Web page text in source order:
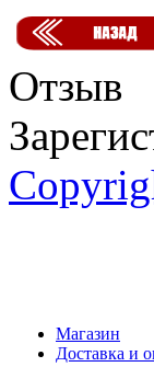
Отзыв
Магазин
Доставка и